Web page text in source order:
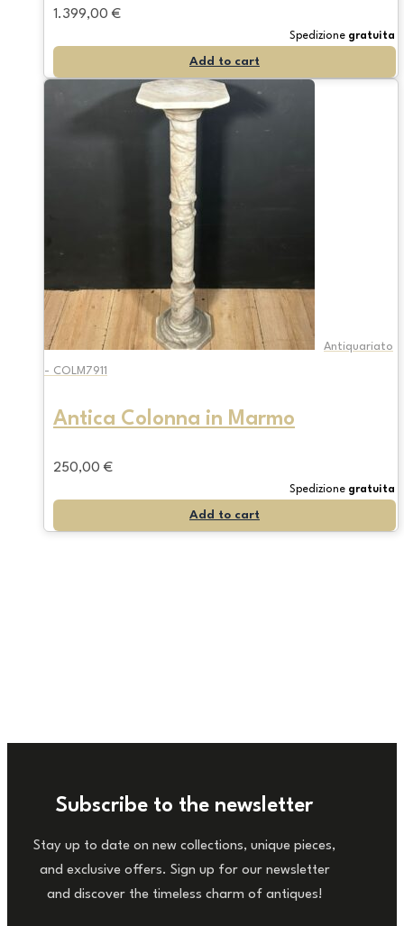
1.399,00 €
Spedizione gratuita
Add to cart
Antiquariato
- COLM7911
Antica Colonna in Marmo
250,00 €
Spedizione gratuita
Add to cart
Subscribe to the newsletter
Stay up to date on new collections, unique pieces,
and exclusive offers. Sign up for our newsletter
and discover the timeless charm of antiques!